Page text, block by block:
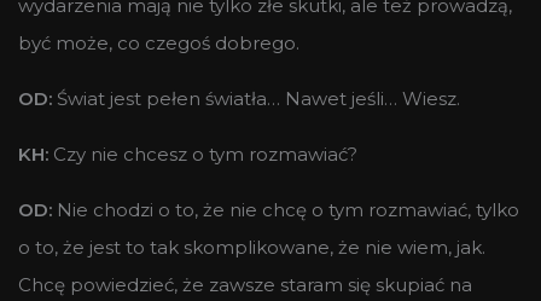
wydarzenia mają nie tylko złe skutki, ale też prowadzą,
być może, co czegoś dobrego.
OD: Świat jest pełen światła… Nawet jeśli… Wiesz.
KH: Czy nie chcesz o tym rozmawiać?
OD: Nie chodzi o to, że nie chcę o tym rozmawiać, tylko
o to, że jest to tak skomplikowane, że nie wiem, jak.
Chcę powiedzieć, że zawsze staram się skupiać na